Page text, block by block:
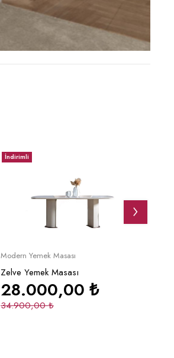
İndirimli
Sepete Ekle
Modern Yemek Masası
Zelve Yemek Masası
34.900,00₺
28.000,00 ₺